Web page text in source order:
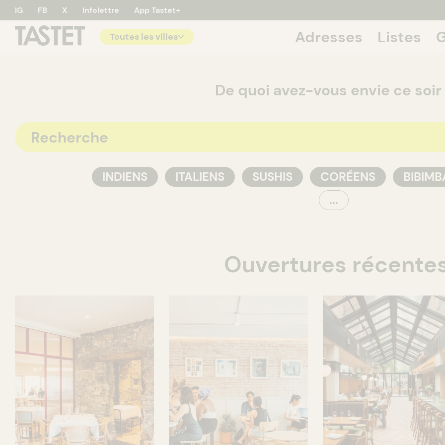
IG FB X Infolettre App Tastet+
Toutes les villes Adresses Listes
Tastet - If weDe quoi avez-vous envie ce soir
INDIENS ITALIENS SUSHIS CORÉENS
...
Ouvertures